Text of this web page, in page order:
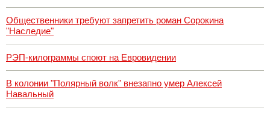
Общественники требуют запретить роман Сорокина
"Наследие"
РЭП-килограммы споют на Евровидении
В колонии "Полярный волк" внезапно умер Алексей
Навальный